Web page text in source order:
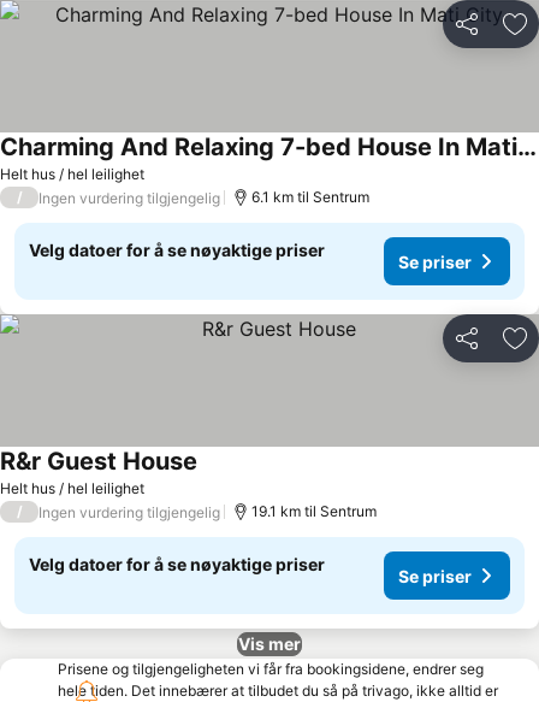
Del
Helt hus / hel leilighet
Charming And Relaxing 7-bed House In Mati City
Se priser
/ Ingen vurdering tilgjengelig 6.1 km til Sentrum
Velg datoer for å se nøyaktige priser
Se priser
Del
Helt hus / hel leilighet
R&r Guest House
/ Ingen vurdering tilgjengelig 19.1 km til Sentrum
Velg datoer for å se nøyaktige priser
Se priser
Vis mer
Prisene og tilgjengeligheten vi får fra bookingsidene, endrer seg
hele tiden. Det innebærer at tilbudet du så på trivago, ikke alltid er